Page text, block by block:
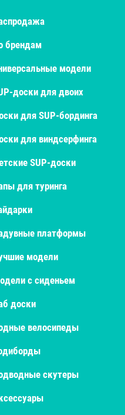
брендам
модели
доски для двоих
для SUP-бординга
для виндсерфинга
SUP-доски
для туринга
платформы
модели
с сиденьем
доски
велосипеды
скутеры